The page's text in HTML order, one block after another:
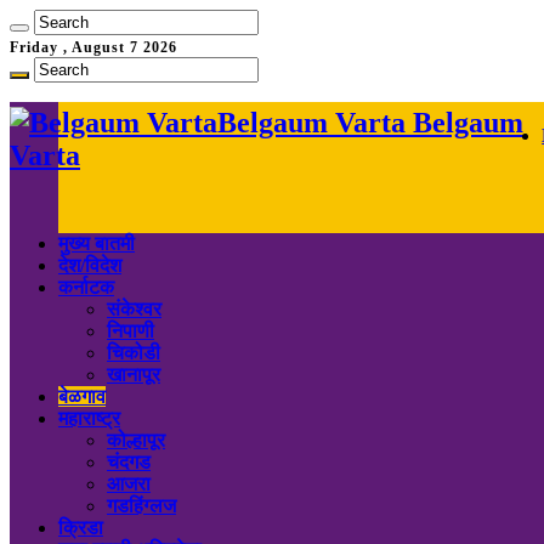
Friday , August 7 2026
Belgaum Varta Belgaum
Varta
मुख्य बातमी
देश/विदेश
कर्नाटक
संकेश्वर
निपाणी
चिकोडी
खानापूर
बेळगाव
महाराष्ट्र
कोल्हापूर
चंदगड
आजरा
गडहिंग्लज
क्रिडा